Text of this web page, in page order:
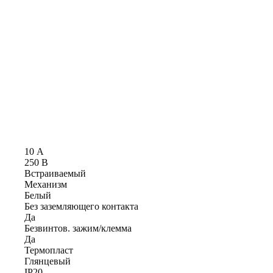
10 А
250 В
Встраиваемый
Механизм
Белый
Без заземляющего контакта
Да
Безвинтов. зажим/клемма
Да
Термопласт
Глянцевый